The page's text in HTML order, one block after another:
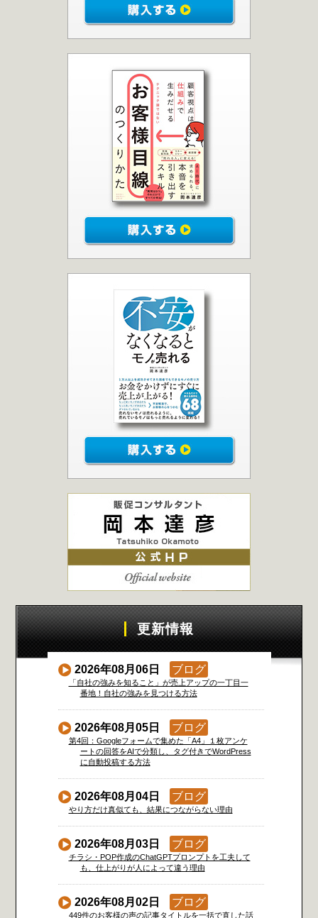
更新情報
2026年08月06日 ブログ
「自社の強みを知ること」が売上アップの一丁目一
番地！自社の強みを見つける方法
2026年08月05日 ブログ
第4回：Googleフォームで集めた「A4」１枚アンケ
ートの回答をAIで分類し、タグ付きでWordPress
に自動投稿する方法
2026年08月04日 ブログ
やり方だけ真似ても、結果につながらない理由
2026年08月03日 ブログ
チラシ・POP作成のChatGPTプロンプトを工夫して
も、仕上がりが人によって違う理由
2026年08月02日 ブログ
449件のお客様の声の記事タイトルを一括で直した話